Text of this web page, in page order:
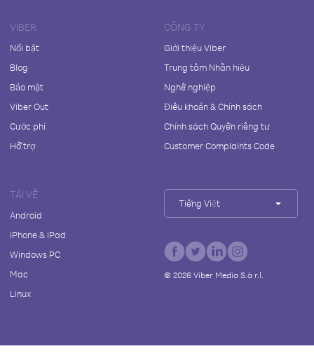
VIBER
Nổi bật
Blog
Bảo mật
Viber Out
Cước phí
Hỗ trợ
CÔNG TY
Giới thiệu Viber
Trung tâm Nhãn hiệu
Nghề nghiệp
Điều khoản & Chính sách
Chính sách Quyền riêng tư
Customer Complaints Code
TẢI VỀ
Android
iPhone & iPad
Windows PC
Mac
Linux
Tiếng Việt
© 2026Viber Media S.à r.l.